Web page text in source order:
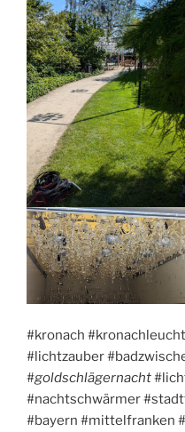
#kronach
#lichtzauber
#goldschlägernacht
#nachtschwärmer
#bayern #mittelfranken